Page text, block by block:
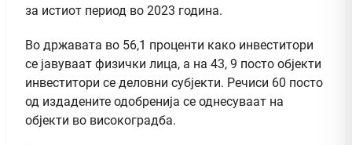
за истиот период во 2023 година.
Во државата во 56,1 проценти како инвеститори
се јавуваат физички лица, а на 43, 9 посто објекти
инвеститори се деловни субјекти. Речиси 60 посто
од издадените одобренија се однесуваат на
објекти во високоградба.